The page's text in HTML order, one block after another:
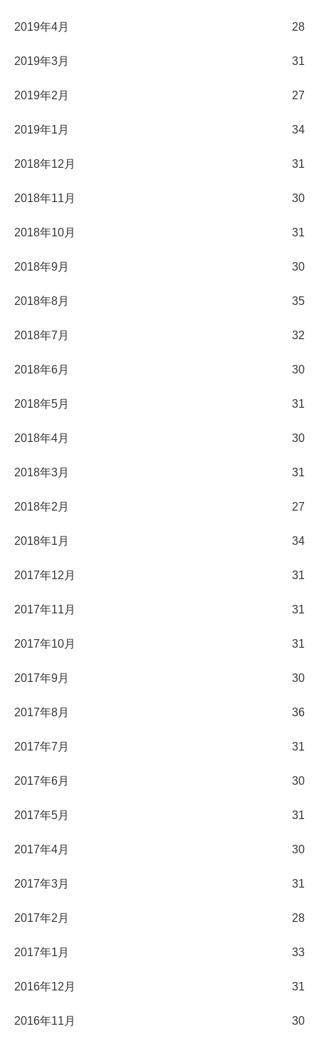
2019年4月 28
2019年3月 31
2019年2月 27
2019年1月 34
2018年12月 31
2018年11月 30
2018年10月 31
2018年9月 30
2018年8月 35
2018年7月 32
2018年6月 30
2018年5月 31
2018年4月 30
2018年3月 31
2018年2月 27
2018年1月 34
2017年12月 31
2017年11月 31
2017年10月 31
2017年9月 30
2017年8月 36
2017年7月 31
2017年6月 30
2017年5月 31
2017年4月 30
2017年3月 31
2017年2月 28
2017年1月 33
2016年12月 31
2016年11月 30